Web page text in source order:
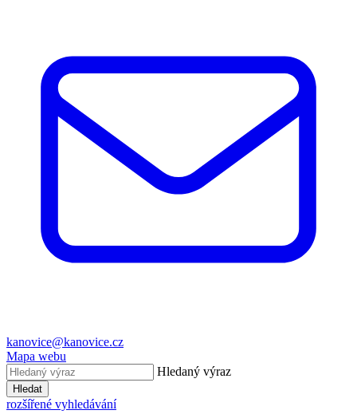
kanovice@kanovice.cz
Mapa webu
Hledaný výraz
Hledat
rozšířené vyhledávání